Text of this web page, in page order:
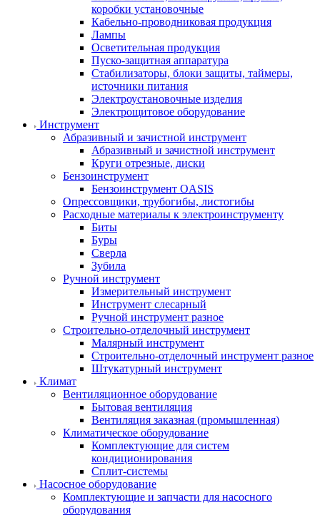
коробки установочные
Кабельно-проводниковая продукция
Лампы
Осветительная продукция
Пуско-защитная аппаратура
Стабилизаторы, блоки защиты, таймеры,
источники питания
Электроустановочные изделия
Электрощитовое оборудование
Инструмент
Абразивный и зачистной инструмент
Абразивный и зачистной инструмент
Круги отрезные, диски
Бензоинструмент
Бензоинструмент OASIS
Опрессовщики, трубогибы, листогибы
Расходные материалы к электроинструменту
Биты
Буры
Сверла
Зубила
Ручной инструмент
Измерительный инструмент
Инструмент слесарный
Ручной инструмент разное
Строительно-отделочный инструмент
Малярный инструмент
Строительно-отделочный инструмент разное
Штукатурный инструмент
Климат
Вентиляционное оборудование
Бытовая вентиляция
Вентиляция заказная (промышленная)
Климатическое оборудование
Комплектующие для систем
кондиционирования
Сплит-системы
Насосное оборудование
Комплектующие и запчасти для насосного
оборудования